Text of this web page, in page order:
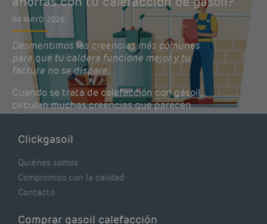
04 MAYO, 2026
Desmentimos las creencias más comunes
para que tu caldera funcione mejor y tu
factura no se dispare.
Cuando se trata de calefacción con gasoil,
circulan muchas creencias que parecen
lógicas pero que, en realidad, pueden estar
de tu caldera. Pocas se contrastan con lo que
Clickgasoil
Quiénes somos
Compromiso con la calidad
Contacto
Comprar gasoil calefacción